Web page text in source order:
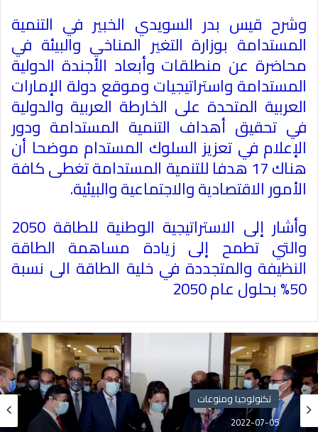
وشرح قيس بدر السويدي الخبير في التنمية
المستدامة بوزارة التغير المناخي والبيئة في
محاضرة عن منطلقات وأبعاد الأجندة الدولية
المستدامة واستراتيجيات وموقع دولة الإمارات
العربية المتحدة على الخارطة العربية والدولية
في تحقيق أهداف التنمية المستدامة ودور
الإعلام في تعزيز السلوك المستدام موضحا أن
هناك 17 هدفا للتنمية المستدامة تغطى كافة
الأمور الاقتصادية والاجتماعية والبيئية.
وأشار إلى الاستراتيجية الوطنية للطاقة 2050
والتي تطمح إلى زيادة مساهمة الطاقة
النظيفة والمتجددة في خلية الطاقة الى نسبة
50% بحلول عام 2050
تكنولوجيا ومنوعات
2022-07-05